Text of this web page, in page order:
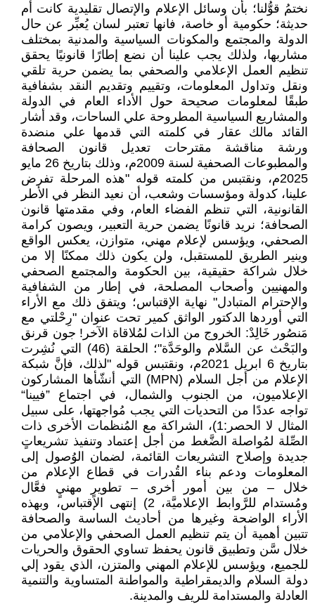
نختمُ قوُّلنا؛ بأن وسائل الإعلام والإتصال تقليدية كانت أم
حديثة؛ حكومية أو خاصة، فانها تعتبر لسان يُعبِّر عن حال
الدولة والمجتمع والمكونات السياسية والمدنية بمختلف
مشاربها، ولذلك يجب علينا أن نضع إطارًا قانونيًا يحقق
تنظيم العمل الإعلامي والصحفي بما يضمن حرية تلقي
ونقل وتداول المعلومات، وتقييم وتقديم النقد بشفافية
طبقًا لمعلومات صحيحة حول الأداء العام في الدولة
والمشاريع السياسية المطروحة علي الساحات، وقد أشار
القائد مالك عقار في كلمته التي قدمها علي منضدة
ورشة مناقشة مقترحات تعديل قانون الصحافة
والمطبوعات الصحفية لسنة 2009م، وذلك بتاريخ 26 مايو
2025م، ونقتبس من كلمته قوله "هذه المرحلة تفرض
علينا، كدولة ومؤسسات وشعب، أن نعيد النظر في الأطر
القانونية، التي تنظم الفضاء العام، وفي مقدمتها قانون
الصحافة؛ نريد قانونًا يضمن حرية التعبير، ويصون كرامة
الصحفي، ويؤسس لإعلام مهني، متوازن، يعكس الواقع
وينير الطريق للمستقبل، ‏‎ولن يكون ذلك ممكنًا إلا من
خلال شراكة حقيقية، بين الحكومة والمجتمع الصحفي
والمهنيين وأصحاب المصلحة، في إطار من الشفافية
والإحترام المتبادل" نهاية الإقتباس؛ ويتفق ذلك مع الأراء
التي أوردها الدكتور الواثق كمير تحت عنوان "رِحْلتي مع
مَنصُور خَالِدْ: الخروج من الذات لمُلاقاة الآخر! جون قرنق
والبَحْث عن السَّلام والوحَدَّة"؛ الحلقة (46) التي نُشِرت
بتاريخ 6 ابريل 2021م، ونقتبس قوله "لذلك، فإنَّ شبكة
الإعلام من أجل السلام (MPN) التي أنشّأها المشاركون
الإعلاميون، من الجنوب والشمال، في اجتماع ”فيينا“
تواجه عددًا من التحديات التي يجب مُواجهتها، على سبيل
المثال لا الحصر:1)، الشراكة مع المُنظمات الأخرى ذات
الصِّلة لمُواصلة الضَّغط من أجل إعتماد وتنفيذ تشريعاتٍ
جديدة وإصلاح التشريعات القائمة، لضمان الوُصول إلى
المعلومات ودعم بناء القُدرات في قطاع الإعلام من
خلال – من بين أمور أخرى – تطويرٍ مهنيٍ فعَّال
ومُستدام للرَّوابط الإعلاميَّة، 2) إنتهى الإقتباس، وبهذه
الأراء الواضحة وغيرها من أحاديث الساسة والصحافة
تتبين أهمية أن يتم تنظيم العمل الصحفي والإعلامي من
خلال سَّن وتطبيق قانون يحفظ تساوي الحقوق والحريات
للجميع، ويؤسس للإعلام المهني والمتزن، الذي يقود إلي
دولة السلام والديمقراطية والمواطنة المتساوية والتنمية
العادلة والمستدامة للريف والمدينة.